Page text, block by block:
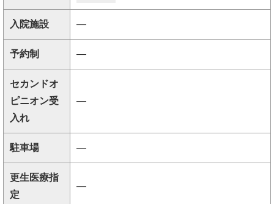
入院施設 ―
予約制 ―
セカンドオ
ピニオン受
入れ
―
駐車場 ―
更生医療指
定
―